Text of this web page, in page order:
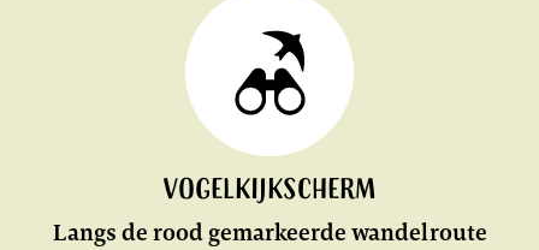
Vogelkijkscherm
Langs de rood gemarkeerde wandelroute